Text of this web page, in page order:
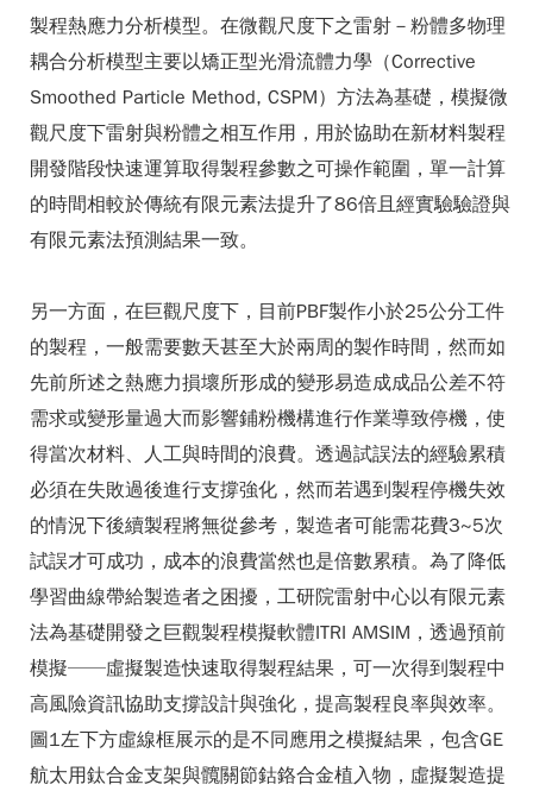
製程熱應力分析模型。在微觀尺度下之雷射－粉體多物理
耦合分析模型主要以矯正型光滑流體力學（Corrective
Smoothed Particle Method, CSPM）方法為基礎，模擬微
觀尺度下雷射與粉體之相互作用，用於協助在新材料製程
開發階段快速運算取得製程參數之可操作範圍，單一計算
的時間相較於傳統有限元素法提升了86倍且經實驗驗證與
有限元素法預測結果一致。
另一方面，在巨觀尺度下，目前PBF製作小於25公分工件
的製程，一般需要數天甚至大於兩周的製作時間，然而如
先前所述之熱應力損壞所形成的變形易造成成品公差不符
需求或變形量過大而影響鋪粉機構進行作業導致停機，使
得當次材料、人工與時間的浪費。透過試誤法的經驗累積
必須在失敗過後進行支撐強化，然而若遇到製程停機失效
的情況下後續製程將無從參考，製造者可能需花費3~5次
試誤才可成功，成本的浪費當然也是倍數累積。為了降低
學習曲線帶給製造者之困擾，工研院雷射中心以有限元素
法為基礎開發之巨觀製程模擬軟體ITRI AMSIM，透過預前
模擬──虛擬製造快速取得製程結果，可一次得到製程中
高風險資訊協助支撐設計與強化，提高製程良率與效率。
圖1左下方虛線框展示的是不同應用之模擬結果，包含GE
航太用鈦合金支架與髖關節鈷鉻合金植入物，虛擬製造提